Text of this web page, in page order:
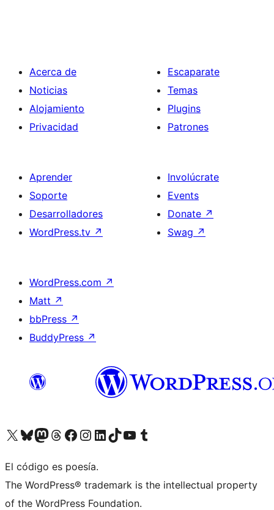
Acerca de
Noticias
Alojamiento
Privacidad
Escaparate
Temas
Plugins
Patrones
Aprender
Soporte
Desarrolladores
WordPress.tv ↗
Involúcrate
Events
Donate ↗
Swag ↗
WordPress.com ↗
Matt ↗
bbPress ↗
BuddyPress ↗
Visit our X (formerly Twitter) account
Visit our Bluesky account
Visit our Mastodon account
Visit our Threads account
Visita nuestra página de Facebook
Visita nuestra cuenta de Instagram
Visita nuestra cuenta de LinkedIn
Visit our TikTok account
Visita nuestro canal de YouTube
Visit our Tumblr account
El código es poesía.
The WordPress® trademark is the intellectual property
of the WordPress Foundation.